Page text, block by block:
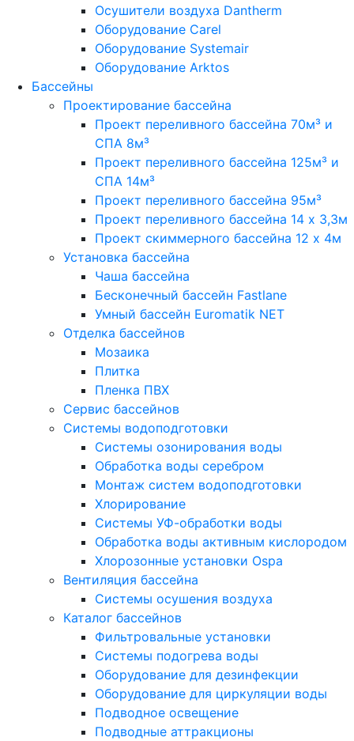
Осушители воздуха Dantherm
Оборудование Carel
Оборудование Systemair
Оборудование Arktos
Бассейны
Проектирование бассейна
Проект переливного бассейна 70м³ и
СПА 8м³
Проект переливного бассейна 125м³ и
СПА 14м³
Проект переливного бассейна 95м³
Проект переливного бассейна 14 х 3,3м
Проект скиммерного бассейна 12 х 4м
Установка бассейна
Чаша бассейна
Бесконечный бассейн Fastlane
Умный бассейн Euromatik NET
Отделка бассейнов
Мозаика
Плитка
Пленка ПВХ
Сервис бассейнов
Системы водоподготовки
Системы озонирования воды
Обработка воды серебром
Монтаж систем водоподготовки
Хлорирование
Системы УФ-обработки воды
Обработка воды активным кислородом
Хлорозонные установки Ospa
Вентиляция бассейна
Системы осушения воздуха
Каталог бассейнов
Фильтровальные установки
Системы подогрева воды
Оборудование для дезинфекции
Оборудование для циркуляции воды
Подводное освещение
Подводные аттракционы